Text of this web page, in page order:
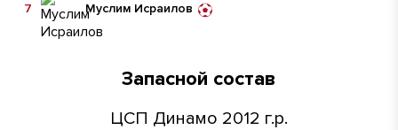
Муслим Исраилов
7
Запасной состав
ЦСП Динамо 2012 г.р.